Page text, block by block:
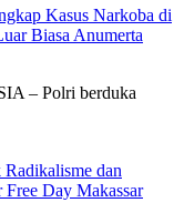
Kasus Narkoba di
Biasa Anumerta
– Polri berduka
dan
Day Makassar